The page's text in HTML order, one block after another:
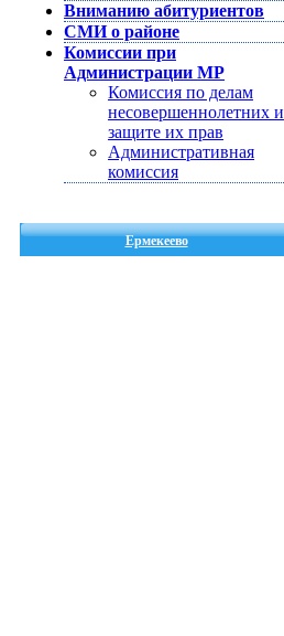
Вниманию абитуриентов
СМИ о районе
Комиссии при
Администрации МР
Комиссия по делам
несовершеннолетних и
защите их прав
Административная
комиссия
Ермекеево